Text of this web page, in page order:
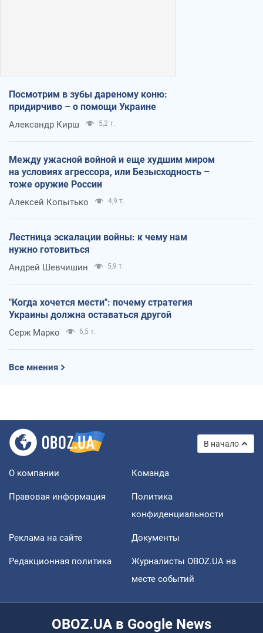
Посмотрим в зубы дареному коню:
придирчиво – о помощи Украине
Александр Кирш 5,2 т.
Между ужасной войной и еще худшим миром
на условиях агрессора, или Безысходность –
тоже оружие России
Алексей Копытько 4,9 т.
Лестница эскалации войны: к чему нам
нужно готовиться
Андрей Шевчишин 5,9 т.
"Когда хочется мести": почему стратегия
Украины должна оставаться другой
Серж Марко 6,5 т.
Все мнения
В начало
О компании Команда
Правовая информация
Политика
конфиденциальности
Реклама на сайте Документы
Редакционная политика
Журналисты OBOZ.UA на
месте событий
OBOZ.UA в Google News